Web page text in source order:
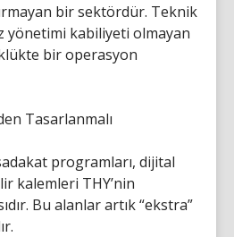
bir sektördür. Teknik
yönetimi kabiliyeti olmayan
bir operasyon
Tasarlanmalı
programları, dijital
kalemleri THY’nin
Bu alanlar artık “ekstra”